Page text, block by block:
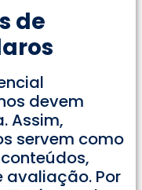
de
devem
Assim,
servem como
Por